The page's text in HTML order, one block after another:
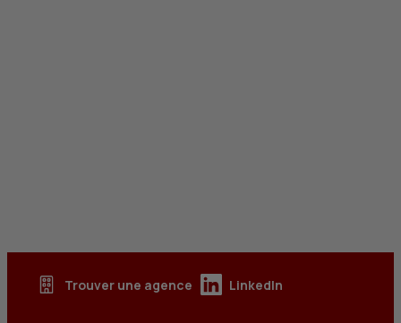
Trouver une agence LinkedIn